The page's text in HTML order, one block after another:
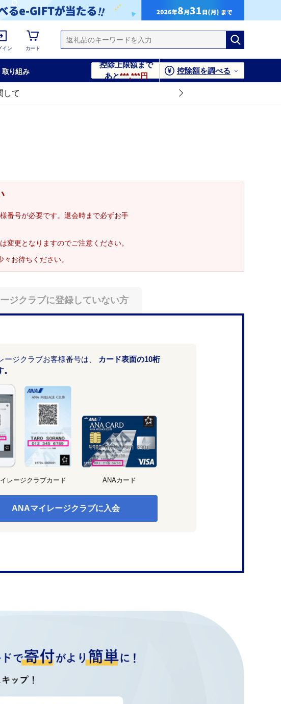
イン カート
取り組み
控除上限額まで
あと***,***円
控除額を調べる
して
番号が必要です。退会時まで必ずお手
変更となりますのでご注意ください。
お待ちください。
ジクラブに登録していない方
ージクラブお客様番号は、
カード表面の10桁
レージクラブカード ANAカード
ANAマイレージクラブに入会